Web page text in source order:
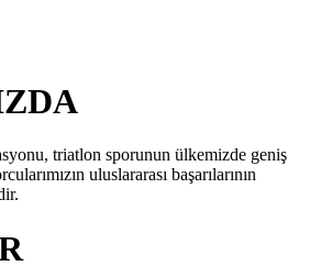
triatlon sporunun ülkemizde geniş
uluslararası başarılarının